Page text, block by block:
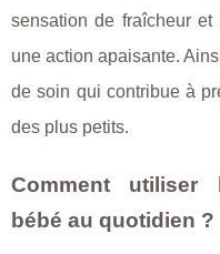
sensation de fraîcheur
une action apaisante.
de soin qui contribue à
des plus petits.
Comment utiliser
bébé au quotidien ?